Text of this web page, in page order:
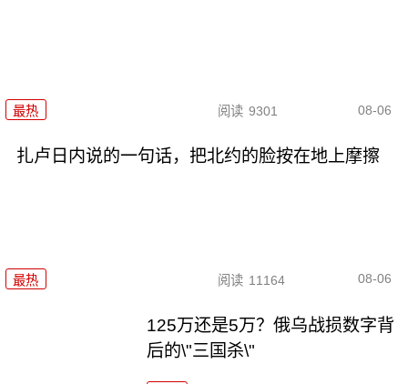
最热 阅读 9301 08-06
扎卢日内说的一句话，把北约的脸按在地上摩擦
最热 阅读 11164 08-06
125万还是5万？俄乌战损数字背
后的\"三国杀\"